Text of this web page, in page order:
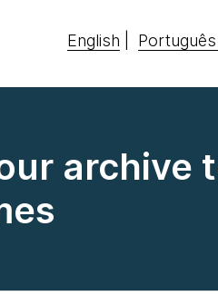
English Português
archive